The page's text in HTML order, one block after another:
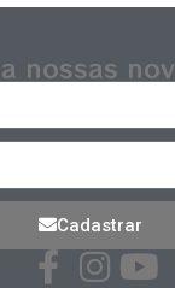
nossas
Cadastrar